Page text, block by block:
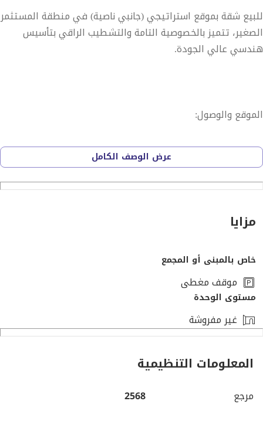
للبيع شقة بموقع استراتيجي (جانبي ناصية) في منطقة المستثمر
الصغير، تتميز بالخصوصية التامة والتشطيب الراقي بتأسيس
هندسي عالي الجودة.
الموقع والوصول:
٣ دقائق من هايبر وان ومدخل زايد ١.
عرض الوصف الكامل
مزايا
خاص بالمبنى أو المجمع
موقف مغطى
مستوى الوحدة
غير مفروشة
المعلومات التنظيمية
مرجع 2568